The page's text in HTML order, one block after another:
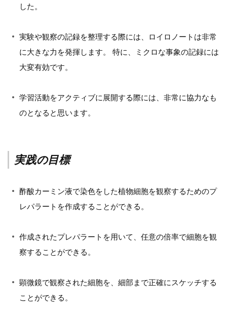
した。
実験や観察の記録を整理する際には、ロイロノートは非常
に大きな力を発揮します。 特に、ミクロな事象の記録には
大変有効です。
学習活動をアクティブに展開する際には、非常に協力なも
のとなると思います。
実践の目標
酢酸カーミン液で染色をした植物細胞を観察するためのプ
レパラートを作成することができる。
作成されたプレパラートを用いて、任意の倍率で細胞を観
察することができる。
顕微鏡で観察された細胞を、細部まで正確にスケッチする
ことができる。